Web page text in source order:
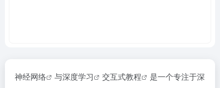
神经网络 与深度学习 交互式教程 是一个专注于深